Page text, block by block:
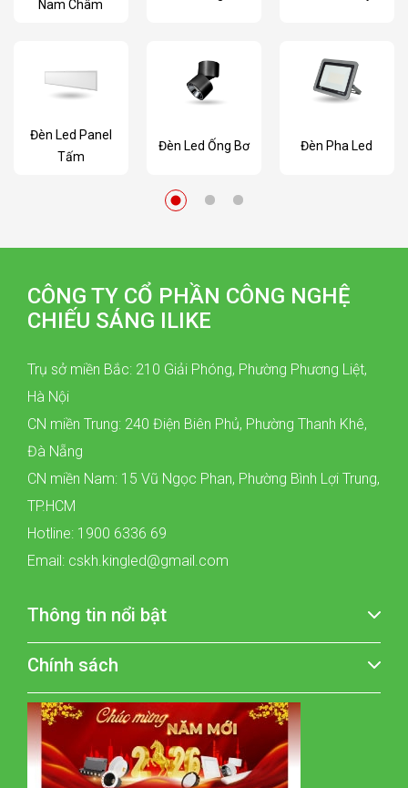
Nam Châm
Đèn Led Panel
Tấm
Đèn Led Ống Bơ Đèn Pha Led
CÔNG TY CỔ PHẦN CÔNG NGHỆ
CHIẾU SÁNG ILIKE
Trụ sở miền Bắc: 210 Giải Phóng, Phường Phương Liệt,
Hà Nội
CN miền Trung: 240 Điện Biên Phủ, Phường Thanh Khê,
Đà Nẵng
CN miền Nam: 15 Vũ Ngọc Phan, Phường Bình Lợi Trung,
TP.HCM
Hotline: 1900 6336 69
Email: cskh.kingled@gmail.com
Thông tin nổi bật
Chính sách